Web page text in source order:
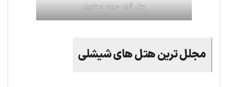
هتل گرند حیات استانبول
مجلل ترین هتل های شیشلی